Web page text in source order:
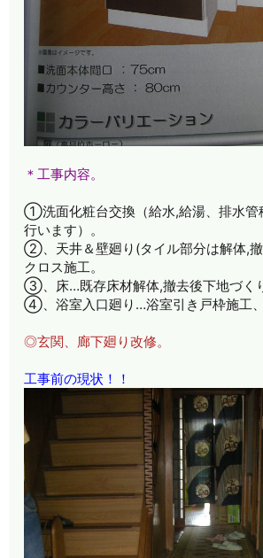
＊工事内容。
①洗面化粧台交換（給水,給湯、排水管
行います）。
②、天井＆壁廻り(タイル部分は解体,
クロス施工。
③、床…既存床材解体,撤去後下地づく
④、浴室入口廻り…浴室引き戸枠施工、
◎玄関、廊下廻り改修。
工事前の現状！！